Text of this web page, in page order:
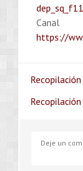
https://